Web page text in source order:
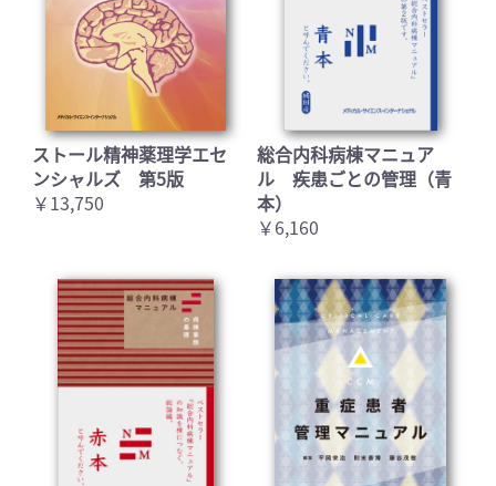
お買い物を続ける カートへ進む
ストール精神薬理学エセ
ンシャルズ 第5版
￥13,750
総合内科病棟マニュア
ル 疾患ごとの管理（青
本）
￥6,160